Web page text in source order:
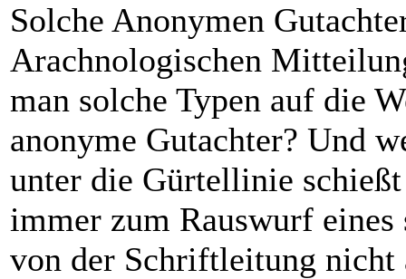
Solche Anonymen
Arachnologischen
man solche Typen auf die
anonyme Gutachter? Und
unter die Gürtellinie
immer zum Rauswurf eines
von der Schriftleitung